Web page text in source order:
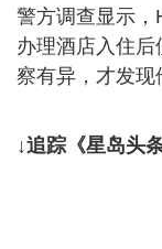
警方调查显示，
办理酒店入住
察有异，才发现
↓追踪《星岛头